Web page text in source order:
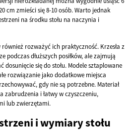
cm zmieści się 8-10 osób. Warto jednak
na środku stołu na naczynia i
również rozważyć ich praktyczność. Krzesła z
podczas dłuższych posiłków, ale zajmują
się do stołu. Modele sztaplowane
rozwiązanie jako dodatkowe miejsca
gdy nie są potrzebne. Materiał
i łatwy w czyszczeniu,
lub zwierzętami.
i wymiary stołu